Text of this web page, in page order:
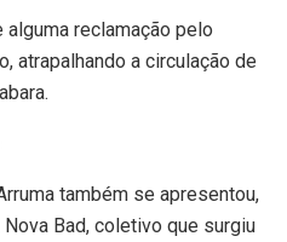
alguma reclamação pelo
atrapalhando a circulação de
também se apresentou,
Bad, coletivo que surgiu